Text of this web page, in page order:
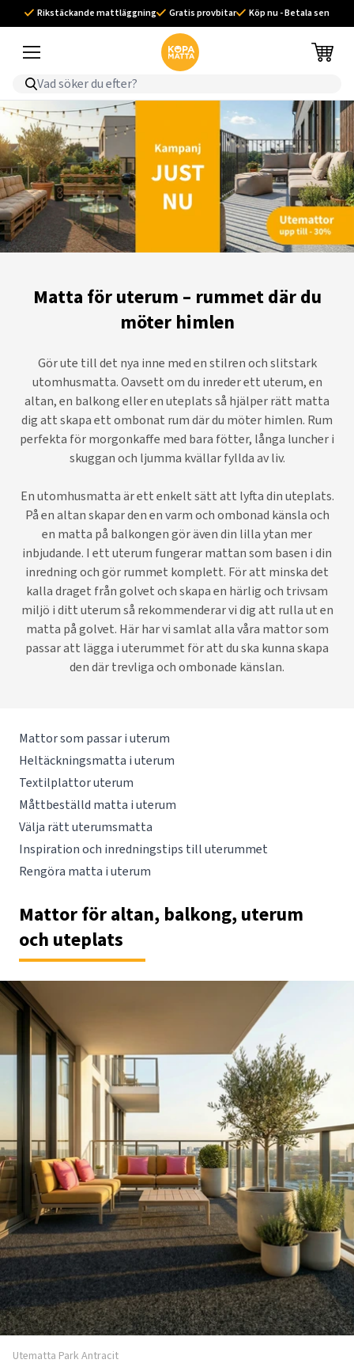
Rikstäckande mattläggning Gratis provbitar Köp nu - Betala sen
Matta för uterum – rummet där du
möter himlen
Gör ute till det nya inne med en stilren och slitstark
utomhusmatta. Oavsett om du inreder ett uterum, en
altan, en balkong eller en uteplats så hjälper rätt matta
dig att skapa ett ombonat rum där du möter himlen. Rum
perfekta för morgonkaffe med bara fötter, långa luncher i
skuggan och ljumma kvällar fyllda av liv.
En utomhusmatta är ett enkelt sätt att lyfta din uteplats.
På en altan skapar den en varm och ombonad känsla och
en matta på balkongen gör även din lilla ytan mer
inbjudande. I ett uterum fungerar mattan som basen i din
inredning och gör rummet komplett. För att minska det
kalla draget från golvet och skapa en härlig och trivsam
miljö i ditt uterum så rekommenderar vi dig att rulla ut en
matta på golvet. Här har vi samlat alla våra mattor som
passar att lägga i uterummet för att du ska kunna skapa
den där trevliga och ombonade känslan.
Mattor som passar i uterum
Heltäckningsmatta i uterum
Textilplattor uterum
Måttbeställd matta i uterum
Välja rätt uterumsmatta
Inspiration och inredningstips till uterummet
Rengöra matta i uterum
Mattor för altan, balkong, uterum
och uteplats
Utematta Park Antracit